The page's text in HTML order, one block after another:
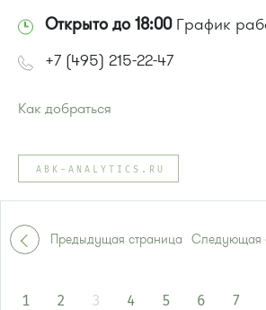
Открыто до 18:00График
+7 (495) 215-22-47
Как добраться
Автобус № 20.
или до остановки"Корпус 814"
Автобус № 21
ABK-ANALYTICS.RU
Предыдущая страница Следующая
1 2 3 4 5 6 7